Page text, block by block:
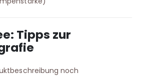
Tipps zur
noch